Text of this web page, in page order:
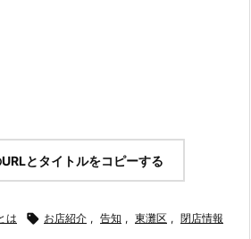
とタイトルをコピーする
は  お店紹介 , 告知 , 東灘区 , 閉店情報